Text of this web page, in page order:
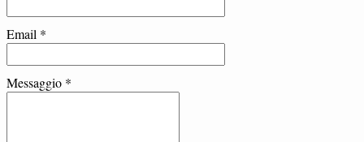
Email *
Messaggio *